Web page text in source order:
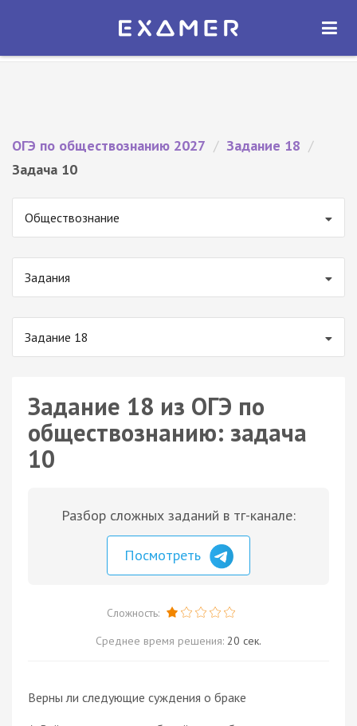
Экзамер — ЕГЭ 2027
ОТКРЫТЬ
ОГЭ по обществознанию 2027 / Задание 18 /
Задача 10
Обществознание
Задания
Задание 18
Задание 18 из ОГЭ по
обществознанию: задача
10
Разбор сложных заданий в тг-канале:
Посмотреть
Сложность:
Среднее время решения: 20 сек.
Верны ли следующие суждения о браке